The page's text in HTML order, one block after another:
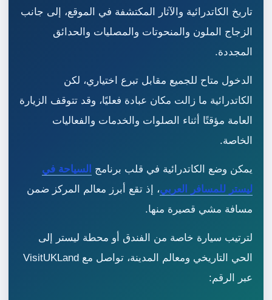
تاريخ الكاتدرائية والآثار المكتشفة في الموقع، إلى جانب
الزجاج الملون والمنحوتات والمصليات والحدائق
المجددة.
الدخول متاح للجميع مقابل تبرع اختياري، لكن
الكاتدرائية ما زالت مكان عبادة فعليًا، وقد تتوقف الزيارة
العامة مؤقتًا أثناء الصلوات والخدمات والفعاليات
الخاصة.
يمكن وضع الكاتدرائية في قلب برنامج السياحة في
ليستر للمسافر العربي، إذ تقع أبرز معالم المركز ضمن
مسافة مشي قصيرة منها.
لترتيب سيارة خاصة من الفندق أو محطة ليستر إلى
الحي التاريخي ومعالم المدينة، تواصل مع VisitUKLand
عبر الرقم: